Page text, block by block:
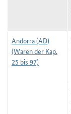
Andorra (AD)
(Waren der Kap.
25 bis 97)